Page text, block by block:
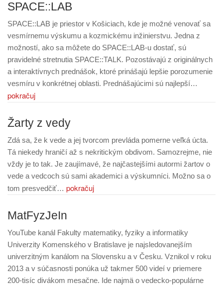
SPACE::LAB
SPACE::LAB je priestor v Košiciach, kde je možné venovať sa
vesmírnemu výskumu a kozmickému inžinierstvu. Jedna z
možností, ako sa môžete do SPACE::LAB-u dostať, sú
pravidelné stretnutia SPACE::TALK. Pozostávajú z originálnych
a interaktívnych prednášok, ktoré prinášajú lepšie porozumenie
vesmíru v konkrétnej oblasti. Prednášajúcimi sú najlepší…
pokračuj
Žarty z vedy
Zdá sa, že k vede a jej tvorcom prevláda pomerne veľká úcta.
Tá niekedy hraničí až s nekritickým obdivom. Samozrejme, nie
vždy je to tak. Je zaujímavé, že najčastejšími autormi žartov o
vede a vedcoch sú sami akademici a výskumníci. Možno sa o
tom presvedčiť… pokračuj
MatFyzJeIn
YouTube kanál Fakulty matematiky, fyziky a informatiky
Univerzity Komenského v Bratislave je najsledovanejším
univerzitným kanálom na Slovensku a v Česku. Vznikol v roku
2013 a v súčasnosti ponúka už takmer 500 videí v priemere
200-tisíc divákom mesačne. Ide najmä o vedecko-populárne